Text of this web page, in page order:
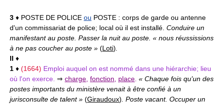
3 ♦ POSTE DE POLICE ou POSTE : corps de garde ou antenne
d'un commissariat de police; local où il est installé. Conduire un
manifestant au poste. Passer la nuit au poste. « nous réussissions
à ne pas coucher au poste » (Loti).
II ♦
1 ♦ (1664) Emploi auquel on est nommé dans une hiérarchie; lieu
où l'on exerce. ⇒ charge, fonction, place. « Chaque fois qu'un des
postes importants du ministère venait à être confié à un
jurisconsulte de talent » (Giraudoux). Poste vacant. Occuper un